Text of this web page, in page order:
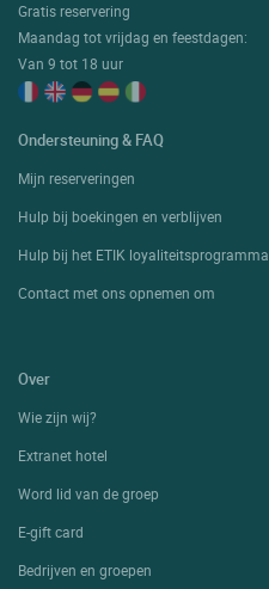
Gratis reservering
Maandag tot vrijdag en feestdagen:
Van 9 tot 18 uur
Ondersteuning & FAQ
Mijn reserveringen
Hulp bij boekingen en verblijven
Hulp bij het ETIK loyaliteitsprogramma
Contact met ons opnemen om
Over
Wie zijn wij?
Extranet hotel
Word lid van de groep
E-gift card
Bedrijven en groepen